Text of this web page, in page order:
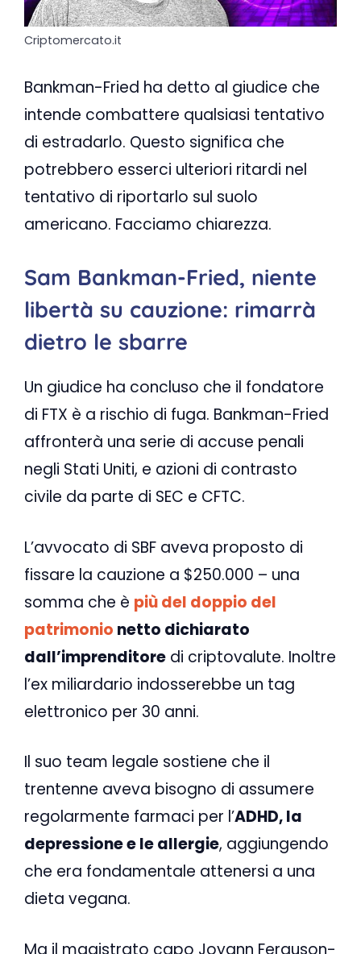
Criptomercato.it
Bankman-Fried ha detto al giudice che
intende combattere qualsiasi tentativo
di estradarlo. Questo significa che
potrebbero esserci ulteriori ritardi nel
tentativo di riportarlo sul suolo
americano. Facciamo chiarezza.
Sam Bankman-Fried, niente
libertà su cauzione: rimarrà
dietro le sbarre
Un giudice ha concluso che il fondatore
di FTX è a rischio di fuga. Bankman-Fried
affronterà una serie di accuse penali
negli Stati Uniti, e azioni di contrasto
civile da parte di SEC e CFTC.
L’avvocato di SBF aveva proposto di
fissare la cauzione a $250.000 – una
somma che è più del doppio del
patrimonio netto dichiarato
dall’imprenditore di criptovalute. Inoltre
l’ex miliardario indosserebbe un tag
elettronico per 30 anni.
Il suo team legale sostiene che il
trentenne aveva bisogno di assumere
regolarmente farmaci per l’ADHD, la
depressione e le allergie, aggiungendo
che era fondamentale attenersi a una
dieta vegana.
Ma il magistrato capo Joyann Ferguson-